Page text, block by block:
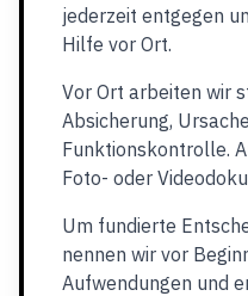
jederzeit entgegen
Hilfe vor Ort.
Vor Ort arbeiten wir
Absicherung,
Funktionskontrolle.
Foto- oder
Um fundierte
nennen wir vor
Aufwendungen und